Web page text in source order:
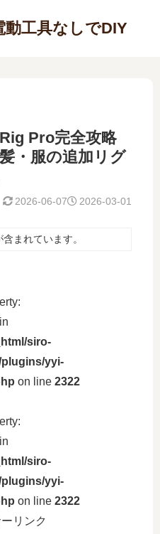
工具なしでDIY
Pro完全攻略
・服の追加リグ
2026-03-01
2026-06-07
まれています。
siro-
yyi-
on line 2322
siro-
yyi-
on line 2322
リンク